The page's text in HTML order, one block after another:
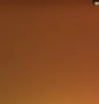
s ďalšími
ekosystém
viacerých
podsvietenie,